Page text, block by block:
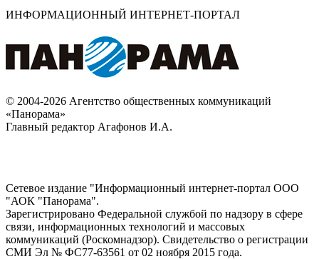
ИНФОРМАЦИОННЫЙ ИНТЕРНЕТ-ПОРТАЛ
© 2004-2026 Агентство общественных коммуникаций
«Панорама»
Главный редактор Агафонов И.А.
Сетевое издание "Информационный интернет-портал ООО
"АОК "Панорама".
Зарегистрировано Федеральной службой по надзору в сфере
связи, информационных технологий и массовых
коммуникаций (Роскомнадзор). Cвидетельство о регистрации
СМИ Эл № ФС77-63561 от 02 ноября 2015 года.